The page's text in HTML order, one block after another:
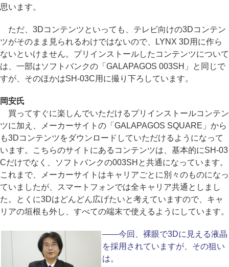
思います。
ただ、3Dコンテンツといっても、テレビ向けの3Dコンテン
ツがそのまま見られるわけではないので、LYNX 3D用に作ら
ないといけません。プリインストールしたコンテンツについて
は、一部はソフトバンクの「GALAPAGOS 003SH」と同じで
すが、そのほかはSH-03C用に撮り下ろしています。
岡安氏
買ってすぐに楽しんでいただけるプリインストールコンテン
ツに加え、メーカーサイトの「GALAPAGOS SQUARE」から
も3Dコンテンツをダウンロードしていただけるようになって
います。こちらのサイトにあるコンテンツは、基本的にSH-03
Cだけでなく、ソフトバンクの003SHと共通になっています。
これまで、メーカーサイトはキャリアごとに別々のものになっ
ていましたが、スマートフォンでは全キャリア共通としまし
た。とくに3Dはどんどん広げたいと考えていますので、キャ
リアの垣根も外し、すべての端末で使えるようにしています。
――今回、裸眼で3Dに見える液晶
を採用されていますが、その狙い
は。